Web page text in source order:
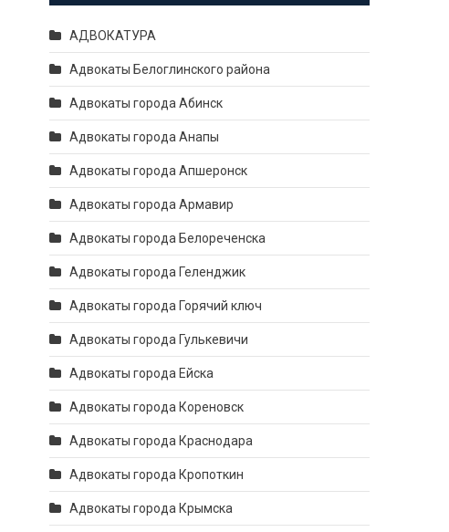
АДВОКАТУРА
Адвокаты Белоглинского района
Адвокаты города Абинск
Адвокаты города Анапы
Адвокаты города Апшеронск
Адвокаты города Армавир
Адвокаты города Белореченска
Адвокаты города Геленджик
Адвокаты города Горячий ключ
Адвокаты города Гулькевичи
Адвокаты города Ейска
Адвокаты города Кореновск
Адвокаты города Краснодара
Адвокаты города Кропоткин
Адвокаты города Крымска